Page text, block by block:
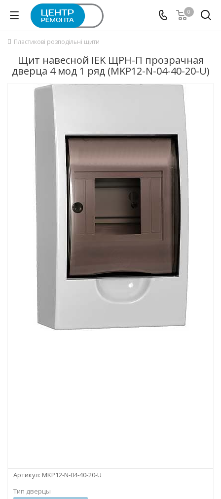
0
Пластикові розподільні щити
Щит навесной IEK ЩРН-П прозрачная
дверца 4 мод 1 ряд (MKP12-N-04-40-20-U)
Артикул: MKP12-N-04-40-20-U
Тип дверцы